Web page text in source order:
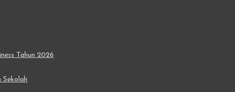
Tahun 2026